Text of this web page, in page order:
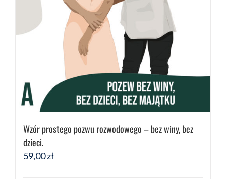
Wzór prostego pozwu rozwodowego – bez winy, bez
dzieci.
59,00zł